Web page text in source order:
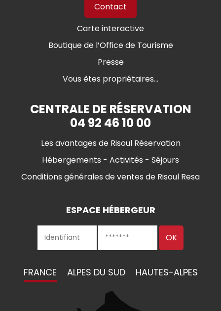
Contact
Carte interactive
Boutique de l’Office de Tourisme
Presse
Vous êtes propriétaires...
CENTRALE DE RÉSERVATION
04 92 46 10 00
Les avantages de Risoul Réservation
Hébergements - Activités - Séjours
Conditions générales de ventes de Risoul Resa
ESPACE HÉBERGEUR
FRANCE ALPES DU SUD HAUTES-ALPES